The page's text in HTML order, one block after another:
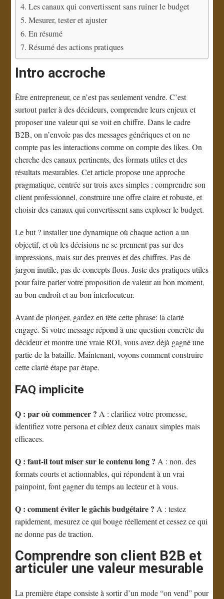
Les canaux qui convertissent sans ruiner le budget
Mesurer, tester et ajuster
En résumé
Résumé des actions pratiques
Intro accroche
Être entrepreneur, ce n’est pas seulement vendre. C’est
surtout parler à des décideurs, comprendre leurs enjeux et
proposer une valeur qui se voit en chiffre. Dans le cadre
B2B, on n’envoie pas des messages génériques et on ne
compte pas les interactions comme on compte des likes. On
cherche des canaux pertinents, des formats utiles et des
résultats mesurables. Cet article propose une approche
pragmatique, centrée sur trois axes simples : comprendre son
client professionnel, construire une offre claire et robuste, et
choisir des canaux qui convertissent sans exploser le budget.
Le but ? installer une dynamique où chaque action a un
objectif, et où les décisions ne se prennent pas sur des
impressions, mais sur des preuves et des chiffres. Pas de
jargon inutile, pas de concepts flous. Juste des pratiques utiles
pour faire parler votre proposition de valeur au bon moment,
au bon endroit et au bon interlocuteur.
Avant de plonger, gardez en tête cette phrase: la clarté
engage. Si votre message répond à une question concrète du
décideur et montre une vraie ROI, vous avez déjà gagné une
partie de la bataille. Maintenant, voyons comment construire
cette clarté étape par étape.
FAQ implicite
Q : par où commencer ? A : clarifiez votre promesse,
identifiez votre persona et ciblez deux canaux simples mais
efficaces.
Q : faut-il tout miser sur le contenu long ? A : non. des
formats courts et actionnables, qui répondent à un vrai
painpoint, font gagner du temps au lecteur et à vous.
Q : comment éviter le gâchis budgétaire ? A : testez
rapidement, mesurez ce qui bouge réellement et cessez ce qui
ne donne pas de traction.
Comprendre son client B2B et
articuler une valeur mesurable
La première étape consiste à sortir d’un mode “on vend” pour